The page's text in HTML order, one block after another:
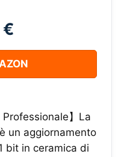
Professionale】La
un aggiornamento
bit in ceramica di